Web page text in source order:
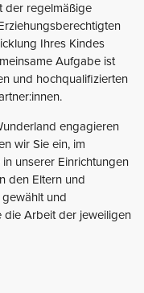
der regelmäßige
Ihres Kindes
Aufgabe ist
und hochqualifizierten
engagieren
wir Sie ein, im
unserer Einrichtungen
den Eltern und
und
die Arbeit der jeweiligen